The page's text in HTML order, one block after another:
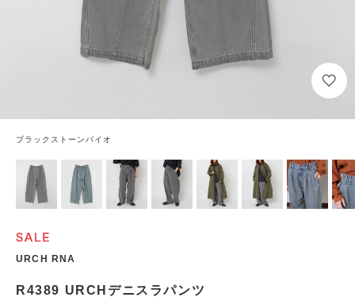
ブラックストーンバイオ
URCH RNA
R4389 URCHデニスラパンツ